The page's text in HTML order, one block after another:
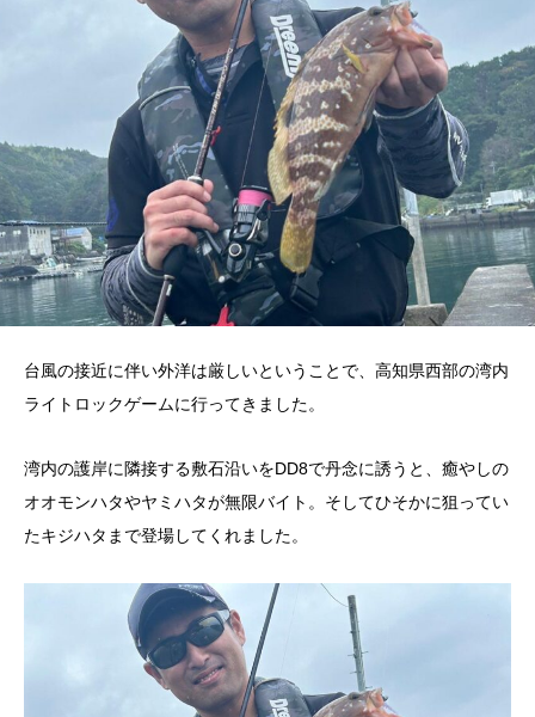
台風の接近に伴い外洋は厳しいということで、高知県西部の湾内
ライトロックゲームに行ってきました。
湾内の護岸に隣接する敷石沿いをDD8で丹念に誘うと、癒やしの
オオモンハタやヤミハタが無限バイト。そしてひそかに狙ってい
たキジハタまで登場してくれました。